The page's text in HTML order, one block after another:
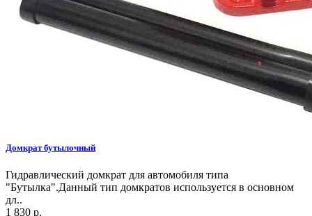
Домкрат бутылочный
Гидравлический домкрат для автомобиля типа
"Бутылка".Данный тип домкратов используется в основном
дл..
1 830 р.